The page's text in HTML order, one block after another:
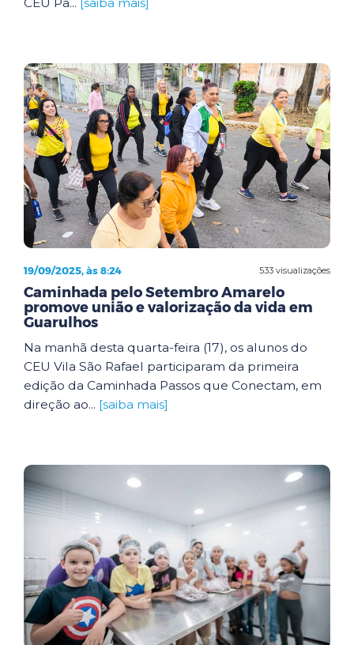
533 visualizações
19/09/2025, às 8:24
Caminhada pelo Setembro Amarelo
promove união e valorização da vida em
Guarulhos
Na manhã desta quarta-feira (17), os alunos do
CEU Vila São Rafael participaram da primeira
edição da Caminhada Passos que Conectam, em
direção ao... [saiba mais]